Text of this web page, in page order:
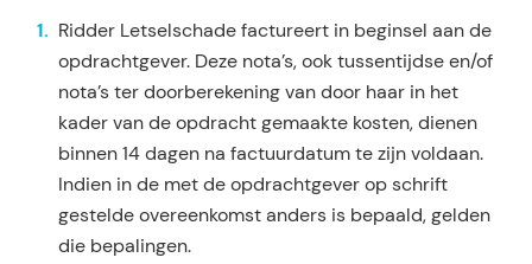
Ridder Letselschade factureert in beginsel aan de
opdrachtgever. Deze nota’s, ook tussentijdse en/of
nota’s ter doorberekening van door haar in het
kader van de opdracht gemaakte kosten, dienen
binnen 14 dagen na factuurdatum te zijn voldaan.
Indien in de met de opdrachtgever op schrift
gestelde over­eenkomst anders is bepaald, gelden
die bepalingen.